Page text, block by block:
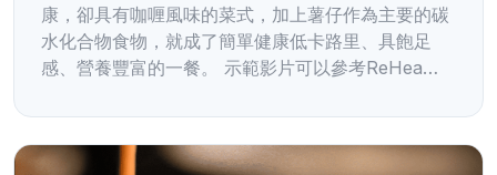
康，卻具有咖喱風味的菜式，加上薯仔作為主要的碳
水化合物食物，就成了簡單健康低卡路里、具飽足
感、營養豐富的一餐。 示範影片可以參考ReHea…